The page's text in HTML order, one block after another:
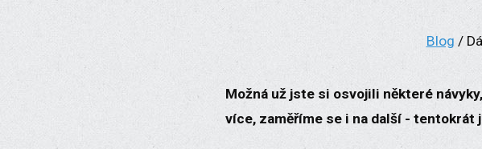
Blog /
Možná už jste si osvojili některé
více, zaměříme se i na další -